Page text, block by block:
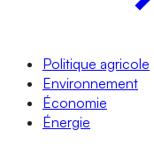
Politique agricole
Environnement
Économie
Énergie